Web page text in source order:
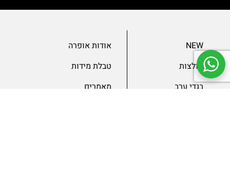
NEW
חולצות
בגדי ערב
אודות אופרה
טבלת מידות
מאמרים